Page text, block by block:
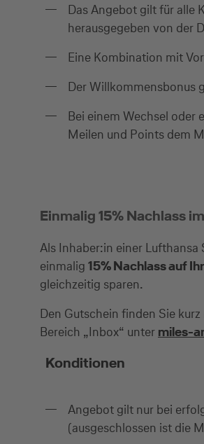
Das Angebot gilt für alle
herausgegeben von der
Eine Kombination mit
Der Willkommensbonus
Bei einem Wechsel oder
Meilen und Points dem
Einmalig 15% Nachlass
Als Inhaber:in einer
einmalig 15% Nachlass auf
gleichzeitig sparen.
Den Gutschein finden Sie
Bereich „Inbox“ unter miles-
Konditionen
Angebot gilt nur bei
(ausgeschlossen ist die